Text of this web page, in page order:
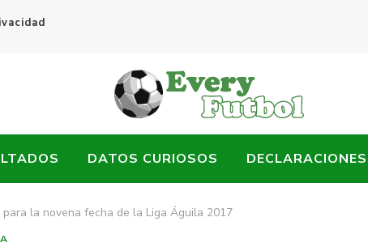
DATOS CURIOSOS DECLARACIONES
para la novena fecha de la Liga Águila 2017